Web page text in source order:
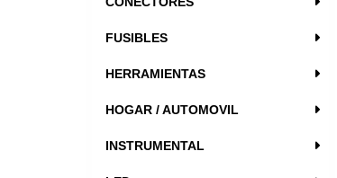
FUSIBLES
HERRAMIENTAS
HOGAR / AUTOMOVIL
INSTRUMENTAL